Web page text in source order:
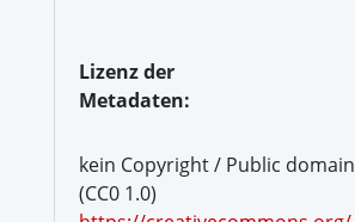
Lizenz der
Metadaten:
kein Copyright / Public domain
(CC0 1.0)